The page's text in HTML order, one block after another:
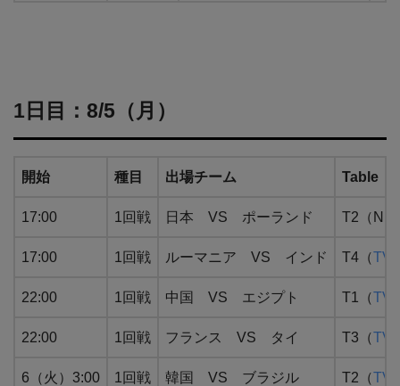
1日目：8/5（月）
開始 種目 出場チーム Table
17:00 1回戦 日本 VS ポーランド T2（
17:00 1回戦 ルーマニア VS インド T4（
22:00 1回戦 中国 VS エジプト T1（
22:00 1回戦 フランス VS タイ T3（
6（火）3:00 1回戦 韓国 VS ブラジル T2（